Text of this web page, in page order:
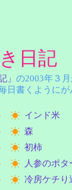
日記
」 の2003年３
日書くように
インド米
森
初柿
人参のポタ
冷房ケチり